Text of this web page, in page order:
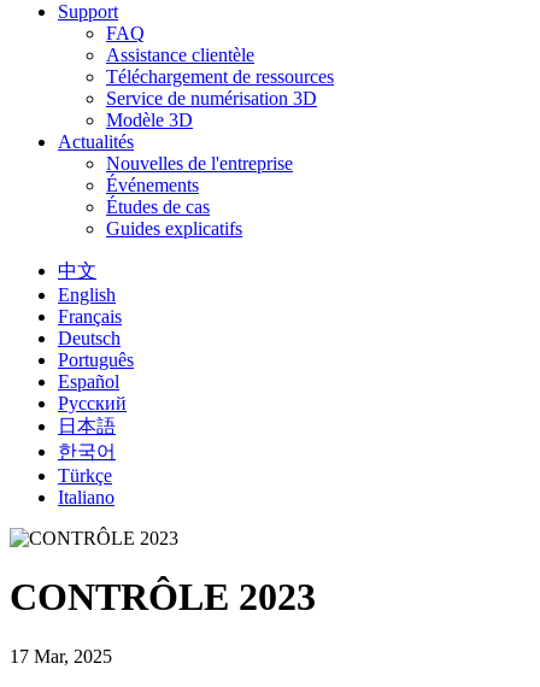
Support
FAQ
Assistance clientèle
Téléchargement de ressources
Service de numérisation 3D
Modèle 3D
Actualités
Nouvelles de l'entreprise
Événements
Études de cas
Guides explicatifs
中文
English
Français
Deutsch
Português
Español
Русский
日本語
한국어
Türkçe
Italiano
CONTRÔLE 2023
17 Mar, 2025